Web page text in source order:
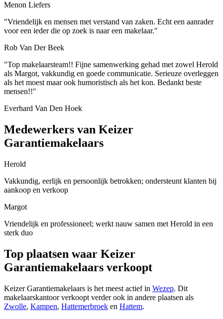
Menon Liefers
"Vriendelijk en mensen met verstand van zaken. Echt een aanrader
voor een ieder die op zoek is naar een makelaar."
Rob Van Der Beek
"Top makelaarsteam!! Fijne samenwerking gehad met zowel Herold
als Margot, vakkundig en goede communicatie. Serieuze overleggen
als het moest maar ook humoristisch als het kon. Bedankt beste
mensen!!"
Everhard Van Den Hoek
Medewerkers van Keizer
Garantiemakelaars
Herold
Vakkundig, eerlijk en persoonlijk betrokken; ondersteunt klanten bij
aankoop en verkoop
Margot
Vriendelijk en professioneel; werkt nauw samen met Herold in een
sterk duo
Top plaatsen waar Keizer
Garantiemakelaars verkoopt
Keizer Garantiemakelaars is het meest actief in Wezep. Dit
makelaarskantoor verkoopt verder ook in andere plaatsen als
Zwolle, Kampen, Hattemerbroek en Hattem.